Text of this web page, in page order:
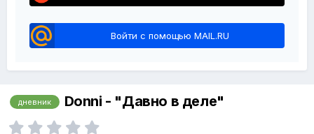
Войти с помощью MAIL.RU
дневник Donni - "Давно в деле"